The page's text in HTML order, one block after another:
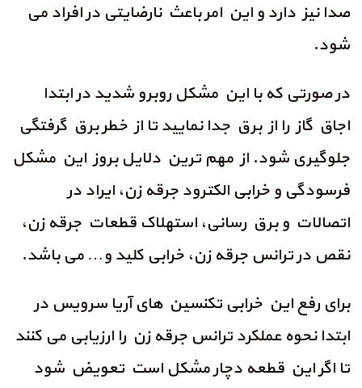
صدا نیز دارد و این امر باعث نارضایتی در افراد می
شود.
در صورتی که با این مشکل روبرو شدید در ابتدا
اجاق گاز را از برق جدا نمایید تا از خطر برق گرفتگی
جلوگیری شود. از مهم ترین دلایل بروز این مشکل
فرسودگی و خرابی الکترود جرقه زن، ایراد در
اتصالات و برق رسانی، استهلاک قطعات جرقه زن،
نقص در ترانس جرقه زن، خرابی کلید و… می باشد.
برای رفع این خرابی تکنسین های آریا سرویس در
ابتدا نحوه عملکرد ترانس جرقه زن را ارزیابی می کنند
تا اگر این قطعه دچار مشکل است تعویض شود